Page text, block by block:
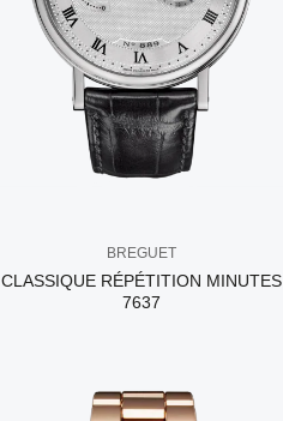
BREGUET
CLASSIQUE RÉPÉTITION MINUTES
7637